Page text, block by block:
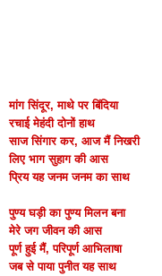
मांग सिंदूर, माथे पर बिंदिया
रचाई मेहंदी दोनों हाथ
साज सिंगार कर, आज मैं निखरी
लिए भाग सुहाग की आस
प्रिय यह जनम जनम का साथ
पुण्य घड़ी का पुण्य मिलन बना
मेरे जग जीवन की आस
पूर्ण हुई मैं, परिपूर्ण आभिलाषा
जब से पाया पुनीत यह साथ